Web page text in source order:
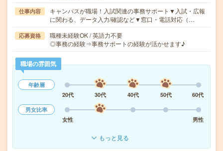
仕事内容
キャンパスが職場！入試関連の事務サポート▼入試・広報
に関わる、データ入力/確認など▼窓口・電話対応（…
応募資格
職種未経験OK / 英語力不要
◎事務の経験⇒事務サポートの経験が活かせます♪
職場の雰囲気
年齢層
20代
30代 40代 50代
60代
男女比率
女性
男性
もっと見る